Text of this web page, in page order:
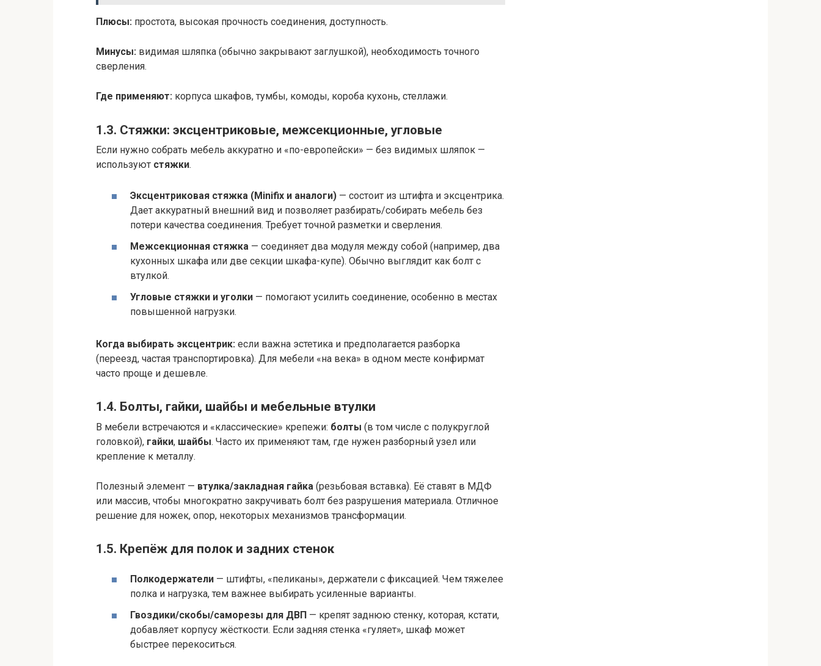
Плюсы: простота, высокая прочность соединения, доступность.
Минусы: видимая шляпка (обычно закрывают заглушкой), необходимость точного
сверления.
Где применяют: корпуса шкафов, тумбы, комоды, короба кухонь, стеллажи.
1.3. Стяжки: эксцентриковые, межсекционные, угловые
Если нужно собрать мебель аккуратно и «по-европейски» — без видимых шляпок —
используют стяжки.
Эксцентриковая стяжка (Minifix и аналоги) — состоит из штифта и эксцентрика.
Дает аккуратный внешний вид и позволяет разбирать/собирать мебель без
потери качества соединения. Требует точной разметки и сверления.
Межсекционная стяжка — соединяет два модуля между собой (например, два
кухонных шкафа или две секции шкафа-купе). Обычно выглядит как болт с
втулкой.
Угловые стяжки и уголки — помогают усилить соединение, особенно в местах
повышенной нагрузки.
Когда выбирать эксцентрик: если важна эстетика и предполагается разборка
(переезд, частая транспортировка). Для мебели «на века» в одном месте конфирмат
часто проще и дешевле.
1.4. Болты, гайки, шайбы и мебельные втулки
В мебели встречаются и «классические» крепежи: болты (в том числе с полукруглой
головкой), гайки, шайбы. Часто их применяют там, где нужен разборный узел или
крепление к металлу.
Полезный элемент — втулка/закладная гайка (резьбовая вставка). Её ставят в МДФ
или массив, чтобы многократно закручивать болт без разрушения материала. Отличное
решение для ножек, опор, некоторых механизмов трансформации.
1.5. Крепёж для полок и задних стенок
Полкодержатели — штифты, «пеликаны», держатели с фиксацией. Чем тяжелее
полка и нагрузка, тем важнее выбирать усиленные варианты.
Гвоздики/скобы/саморезы для ДВП — крепят заднюю стенку, которая, кстати,
добавляет корпусу жёсткости. Если задняя стенка «гуляет», шкаф может
быстрее перекоситься.